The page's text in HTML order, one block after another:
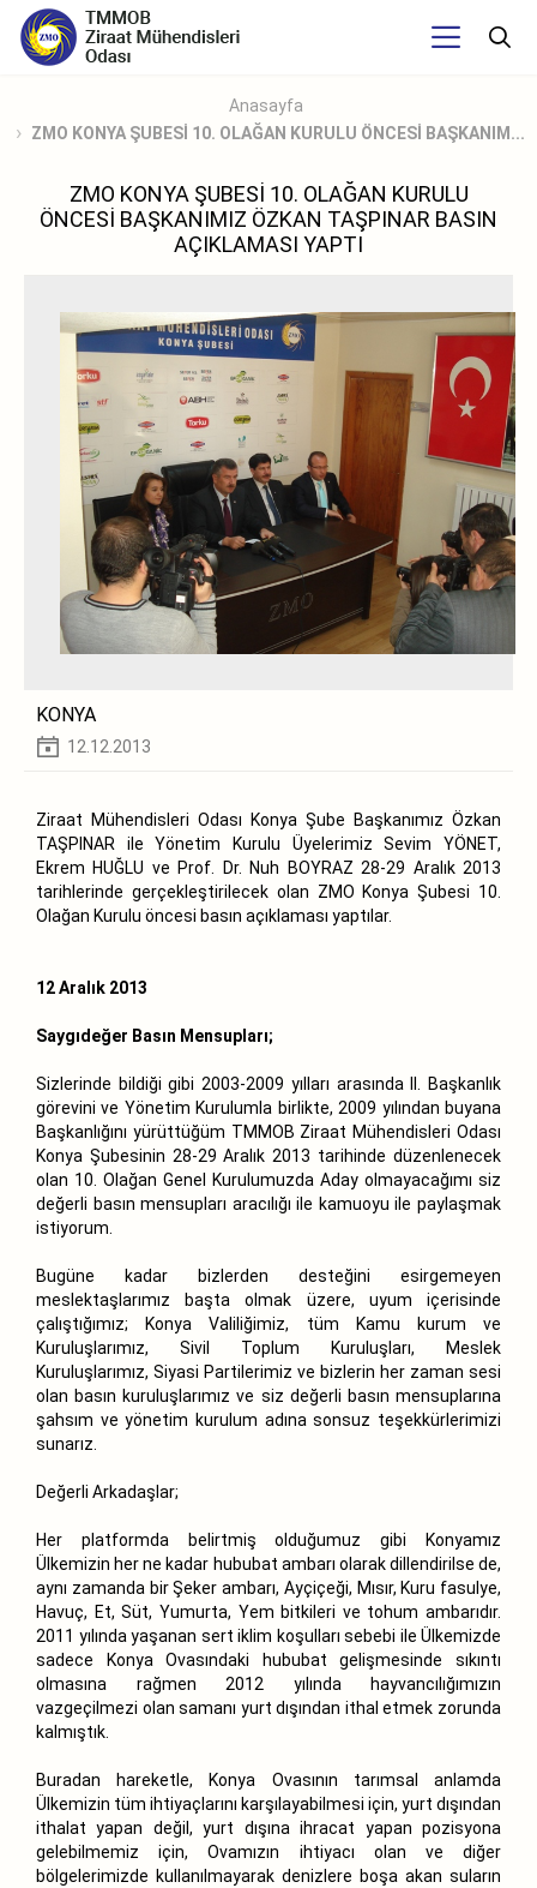
Anasayfa
ZMO KONYA ŞUBESİ 10. OLAĞAN KURULU ÖNCESİ BAŞKANIM...
ZMO KONYA ŞUBESİ 10. OLAĞAN KURULU
ÖNCESİ BAŞKANIMIZ ÖZKAN TAŞPINAR BASIN
AÇIKLAMASI YAPTI
KONYA
12.12.2013
Ziraat Mühendisleri Odası Konya Şube
Başkanımız Özkan
TAŞPINAR ile Yönetim Kurulu Üyelerimiz Sevim YÖNET,
Ekrem HUĞLU ve Prof. Dr. Nuh BOYRAZ 28-29 Aralık 2013
tarihlerinde gerçekleştirilecek olan ZMO Konya Şubesi 10.
Olağan Kurulu öncesi basın açıklaması yaptılar.
12 Aralık 2013
Saygıdeğer Basın Mensupları;
Sizlerinde bildiği gibi 2003-2009 yılları arasında II. Başkanlık
görevini ve Yönetim Kurulumla birlikte, 2009 yılından buyana
Başkanlığını yürüttüğüm TMMOB Ziraat Mühendisleri Odası
Konya Şubesinin 28-29 Aralık 2013 tarihinde düzenlenecek
olan 10. Olağan Genel Kurulumuzda Aday olmayacağımı siz
değerli basın mensupları aracılığı ile kamuoyu ile paylaşmak
istiyorum.
Bugüne kadar bizlerden desteğini esirgemeyen
meslektaşlarımız başta olmak üzere, uyum içerisinde
çalıştığımız; Konya Valiliğimiz, tüm Kamu kurum ve
Kuruluşlarımız, Sivil Toplum Kuruluşları, Meslek
Kuruluşlarımız, Siyasi Partilerimiz ve bizlerin her zaman sesi
olan basın kuruluşlarımız ve siz değerli basın mensuplarına
şahsım ve yönetim kurulum adına sonsuz teşekkürlerimizi
sunarız.
Değerli Arkadaşlar;
Her platformda belirtmiş olduğumuz gibi Konyamız
Ülkemizin her ne kadar hububat ambarı olarak dillendirilse de,
aynı zamanda bir Şeker ambarı, Ayçiçeği, Mısır, Kuru fasulye,
Havuç, Et, Süt, Yumurta, Yem bitkileri ve tohum ambarıdır.
2011 yılında yaşanan sert iklim koşulları sebebi ile Ülkemizde
sadece Konya Ovasındaki hububat gelişmesinde sıkıntı
olmasına rağmen 2012 yılında hayvancılığımızın
vazgeçilmezi olan samanı yurt dışından ithal etmek zorunda
kalmıştık.
Buradan hareketle, Konya Ovasının tarımsal anlamda
Ülkemizin tüm ihtiyaçlarını karşılayabilmesi için, yurt dışından
ithalat yapan değil, yurt dışına ihracat yapan pozisyona
gelebilmemiz için, Ovamızın ihtiyacı olan ve diğer
bölgelerimizde kullanılmayarak denizlere boşa akan suların